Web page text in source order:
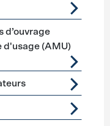
d’ouvrage
d'usage (AMU)